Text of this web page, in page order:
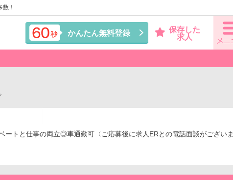
！
かんたん無料登録
保存した
求人
トと仕事の両立◎車通勤可〈ご応募後に求人ERとの電話面談がございま